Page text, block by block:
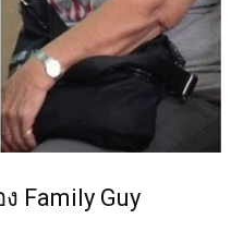
Family Guy